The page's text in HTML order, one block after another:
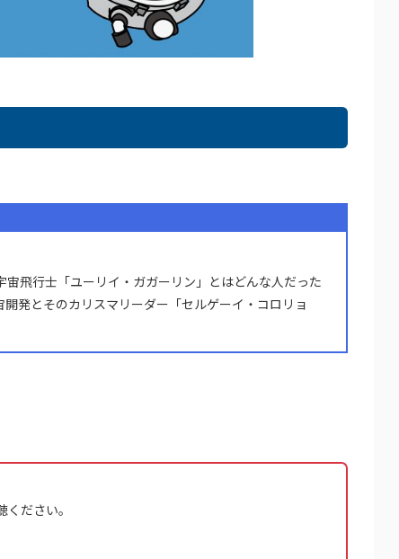
飛行士「ユーリイ・ガガーリン」とはどんな人だった
発とそのカリスマリーダー「セルゲーイ・コロリョ
ださい。